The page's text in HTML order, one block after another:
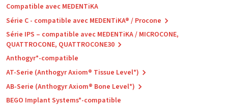
Compatible avec MEDENTiKA
Série C - compatible avec MEDENTiKA® / Procone
Série IPS – compatible avec MEDENTiKA / MICROCONE,
QUATTROCONE, QUATTROCONE30
Anthogyr*-compatible
AT-Serie (Anthogyr Axiom® Tissue Level*)
AB-Serie (Anthogyr Axiom® Bone Level*)
BEGO Implant Systems*-compatible